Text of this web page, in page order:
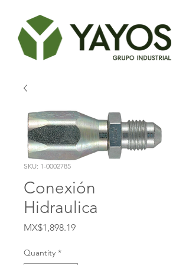
SKU: 1-0002785
Conexión
Hidraulica
MX$1,898.19Price
Quantity *